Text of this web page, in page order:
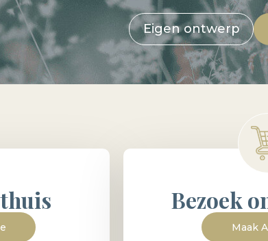
Eigen ontwerp
Bezoek
Maak